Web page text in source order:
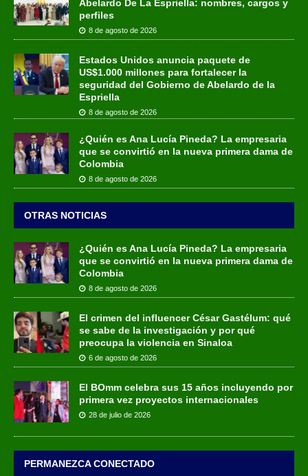
Abelardo De La Espriella: nombres, cargos y
perfiles
8 de agosto de 2026
Estados Unidos anuncia paquete de
US$1.000 millones para fortalecer la
seguridad del Gobierno de Abelardo de la
Espriella
8 de agosto de 2026
¿Quién es Ana Lucía Pineda? La empresaria
que se convirtió en la nueva primera dama de
Colombia
8 de agosto de 2026
OTRAS NOTICIAS
¿Quién es Ana Lucía Pineda? La empresaria
que se convirtió en la nueva primera dama de
Colombia
8 de agosto de 2026
El crimen del influencer César Gastélum: qué
se sabe de la investigación y por qué
preocupa la violencia en Sinaloa
6 de agosto de 2026
El BOmm celebra sus 15 años incluyendo por
primera vez proyectos internacionales
28 de julio de 2026
PERMANEZCA CONECTADO